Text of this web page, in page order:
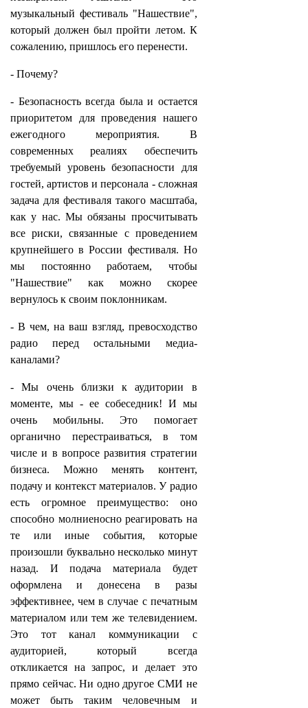
музыкальный фестиваль "Нашествие",
который должен был пройти летом. К
сожалению, пришлось его перенести.
- Почему?
- Безопасность всегда была и остается
приоритетом для проведения нашего
ежегодного мероприятия. В
современных реалиях обеспечить
требуемый уровень безопасности для
гостей, артистов и персонала - сложная
задача для фестиваля такого масштаба,
как у нас. Мы обязаны просчитывать
все риски, связанные с проведением
крупнейшего в России фестиваля. Но
мы постоянно работаем, чтобы
"Нашествие" как можно скорее
вернулось к своим поклонникам.
- В чем, на ваш взгляд, превосходство
радио перед остальными медиа-
каналами?
- Мы очень близки к аудитории в
моменте, мы - ее собеседник! И мы
очень мобильны. Это помогает
органично перестраиваться, в том
числе и в вопросе развития стратегии
бизнеса. Можно менять контент,
подачу и контекст материалов. У радио
есть огромное преимущество: оно
способно молниеносно реагировать на
те или иные события, которые
произошли буквально несколько минут
назад. И подача материала будет
оформлена и донесена в разы
эффективнее, чем в случае с печатным
материалом или тем же телевидением.
Это тот канал коммуникации с
аудиторией, который всегда
откликается на запрос, и делает это
прямо сейчас. Ни одно другое СМИ не
может быть таким человечным и